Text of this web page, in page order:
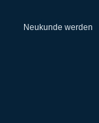
Neukunde werden